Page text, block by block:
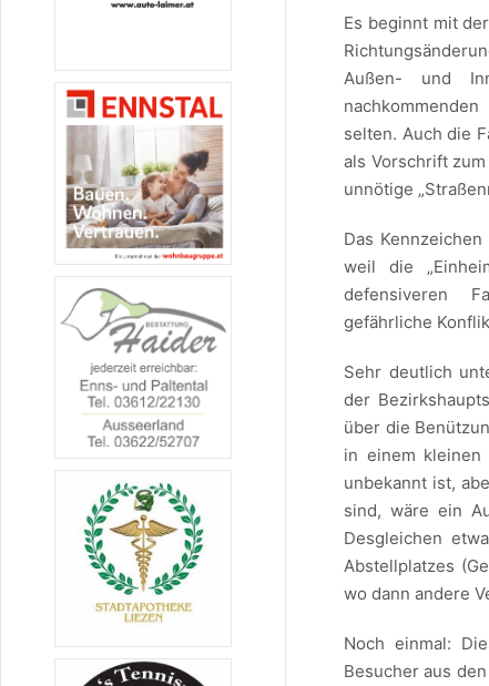
Es beginnt mit
Außen- und
selten. Auch die
als Vorschrift
unnötige
Das
weil die
defensiveren
gefährliche
Sehr deutlich
der
über die
in einem kleinen
unbekannt ist,
sind, wäre ein
Desgleichen
Abstellplatzes
wo dann andere
Noch einmal:
Besucher aus